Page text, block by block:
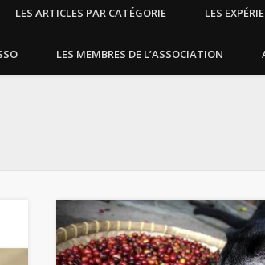
LES ARTICLES PAR CATÉGORIE LES
LES MEMBRES DE L’ASSOCIATION